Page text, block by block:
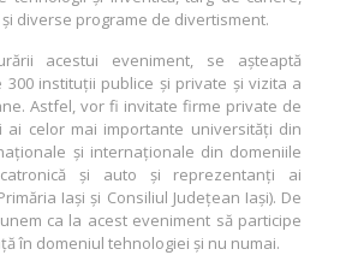
diverse programe de divertisment.
acestui eveniment, se așteaptă
instituții publice și private și vizita a
Astfel, vor fi invitate firme private de
ai celor mai importante universități din
și internaționale din domeniile
și auto și reprezentanți ai
Iași și Consiliul Județean Iași). De
ca la acest eveniment să participe
în domeniul tehnologiei și nu numai.